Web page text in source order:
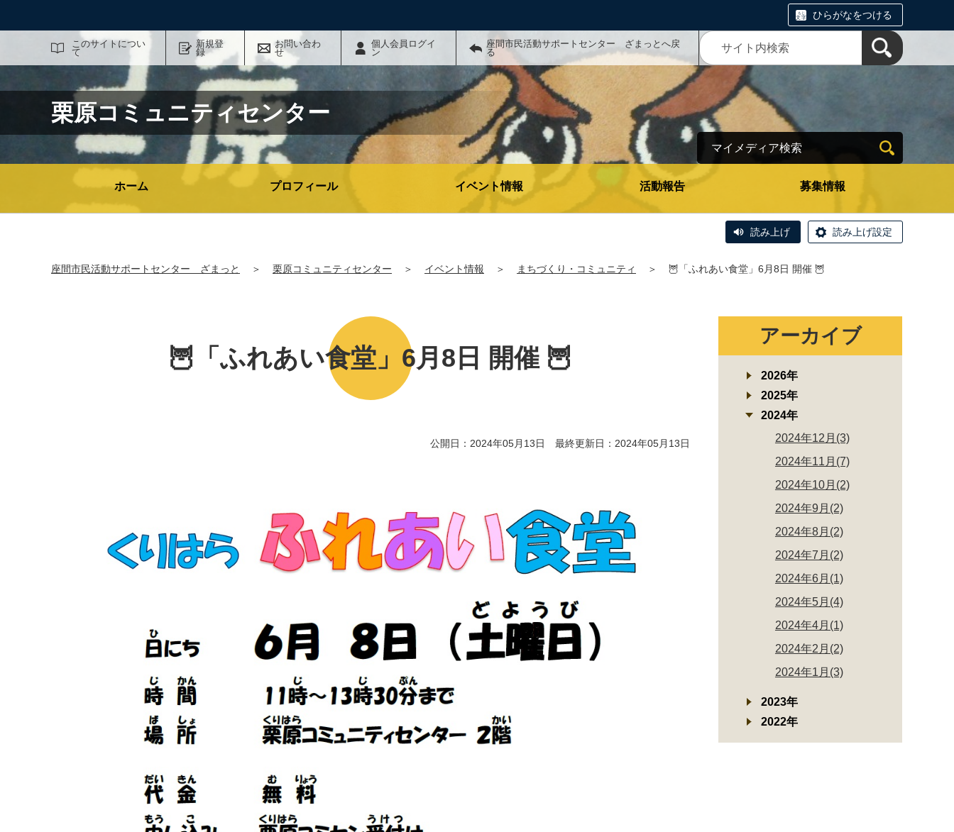
ひらがなをつける
このサイトについ
て
新規登
録
お問い合わ
せ
個人会員ログイ
ン
座間市民活動サポートセンター ざまっとへ戻
る
サイト内検索
栗原コミュニティセンター
ホーム プロフィール イベント情報 活動報告 募集情報
読み上げ 読み上げ設定
座間市民活動サポートセンター ざまっと ＞ 栗原コミュニティセンター ＞ イベント情報 ＞ まちづくり・コミュニティ ＞ 🦉「ふれあい食堂」6月8日 開催 🦉
🦉「ふれあい食堂」6月8日 開催 🦉
公開日：2024年05月13日 最終更新日：2024年05月13日
アーカイブ
2026年
2025年
2024年
2024年12月(3)
2024年11月(7)
2024年10月(2)
2024年9月(2)
2024年8月(2)
2024年7月(2)
2024年6月(1)
2024年5月(4)
2024年4月(1)
2024年2月(2)
2024年1月(3)
2023年
2022年